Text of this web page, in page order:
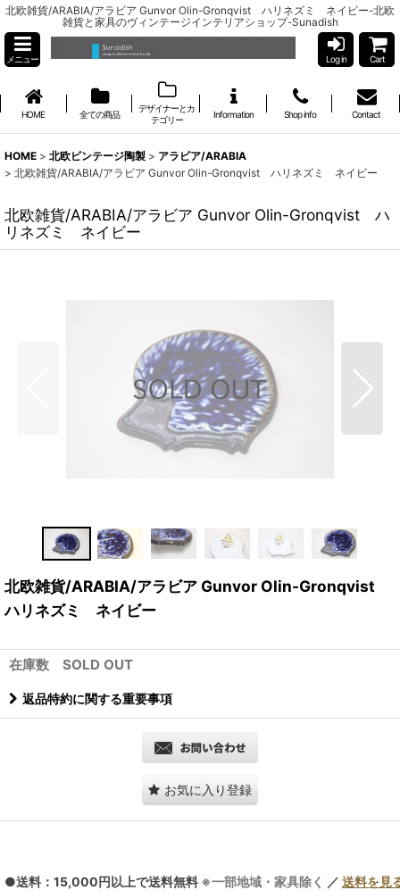
北欧雑貨/ARABIA/アラビア Gunvor Olin-Gronqvist ハリネズミ ネイビー-北欧
雑貨と家具のヴィンテージインテリアショップ-Sunadish
メニュー Log in Cart
HOME 全ての商品
デザイナーとカ
テゴリー
Information Shop info Contact
HOME > 北欧ビンテージ陶製 > アラビア/ARABIA
> 北欧雑貨/ARABIA/アラビア Gunvor Olin-Gronqvist ハリネズミ ネイビー
北欧雑貨/ARABIA/アラビア Gunvor Olin-Gronqvist ハ
リネズミ ネイビー
北欧雑貨/ARABIA/アラビア Gunvor Olin-Gronqvist
ハリネズミ ネイビー
在庫数 SOLD OUT
返品特約に関する重要事項
お気に入り登録
●送料：15,000円以上で送料無料 ※一部地域・家具除く ／ 送料を見